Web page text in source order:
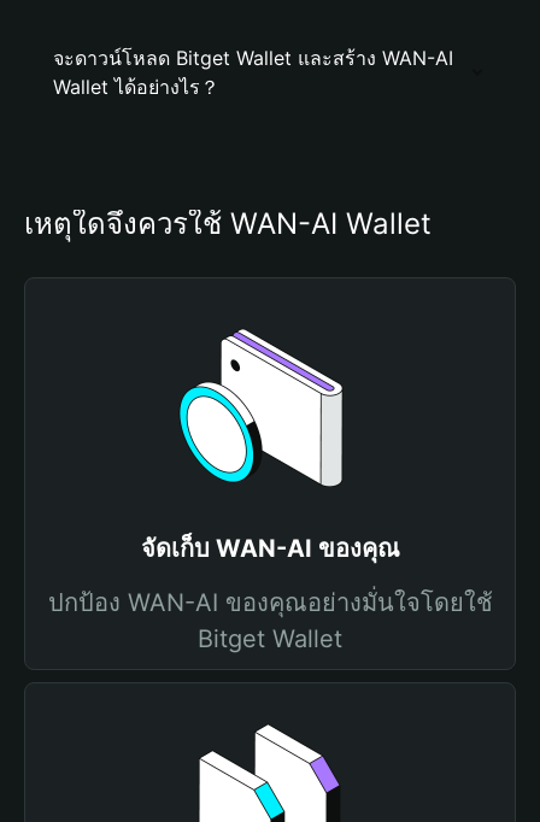
จะดาวน์โหลด Bitget Wallet และสร้าง WAN-AI
Wallet ได้อย่างไร？
เหตุใดจึงควรใช้ WAN-AI Wallet
จัดเก็บ WAN-AI ของคุณ
ปกป้อง WAN-AI ของคุณอย่างมั่นใจโดยใช้
Bitget Wallet